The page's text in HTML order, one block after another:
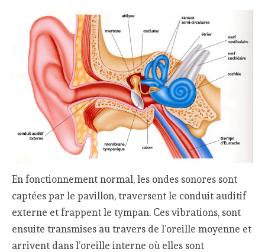
En fonctionnement normal, les ondes sonores sont
captées par le pavillon, traversent le conduit auditif
externe et frappent le tympan. Ces vibrations, sont
ensuite transmises au travers de l’oreille moyenne et
arrivent dans l’oreille interne où elles sont